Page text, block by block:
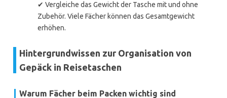
✔ Vergleiche das Gewicht der Tasche mit und ohne
Zubehör. Viele Fächer können das Gesamtgewicht
erhöhen.
Hintergrundwissen zur Organisation von
Gepäck in Reisetaschen
Warum Fächer beim Packen wichtig sind